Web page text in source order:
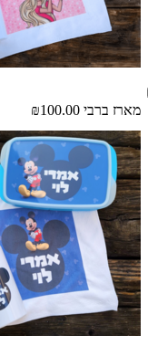
מארז ברבי ₪100.00